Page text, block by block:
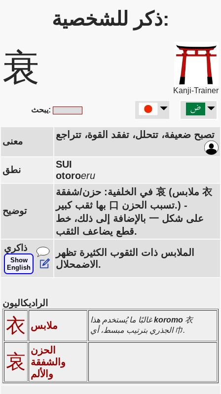
ذكر للشخصية:
衰
Kanji-Trainer
يبحث:
معنى
تصبح ضعيفة، تتحلل، تفقد القوة، تتراجع
نطق
SUI
otoroeru
توضيح
في الخلفية: حزن/شفقة 哀 (ملابس 衣
بها ثقب كبير 口 تسبب الحزن.) -
بالإضافة إلى ذلك، خط 一 على شكل
قطع يضاعف الثقب.
ذاكري
Show
English
الملابس ذات الثقوب الكثيرة تظهر
الاضمحلال.
الراديكاليون
衣 ملابس
غالبًا ما يُستخدم هذاkoromo 衣
الجذري بترتيب مبسط، أي 巾.
哀
الحزن
والشفقة
والألم